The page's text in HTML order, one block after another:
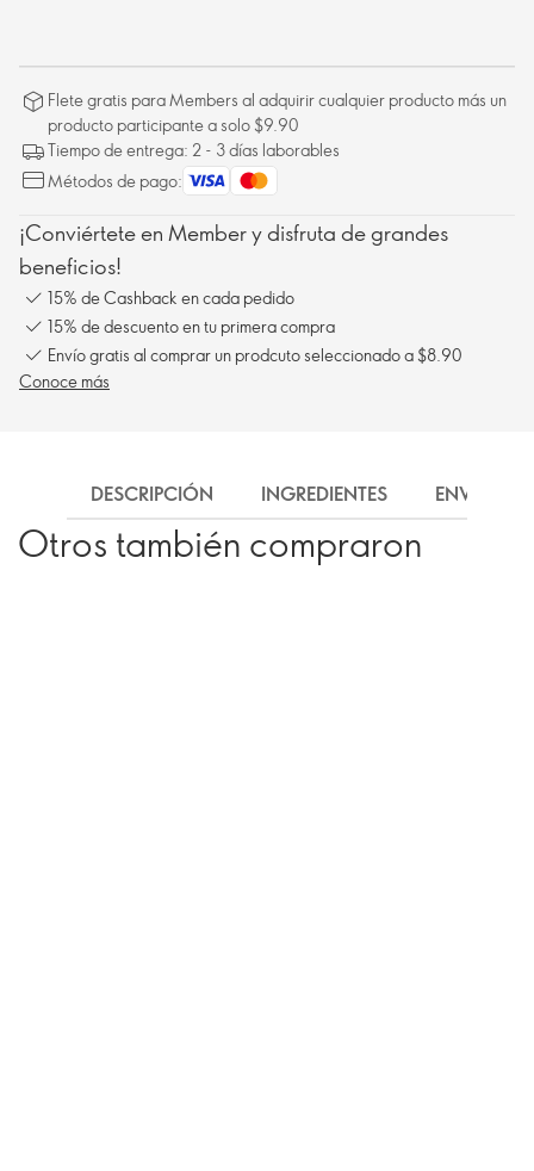
Flete gratis para Members al adquirir cualquier producto más un
producto participante a solo $9.90
Tiempo de entrega: 2 - 3 días laborables
Métodos de pago:
¡Conviértete en Member y disfruta de grandes
beneficios!
15% de Cashback en cada pedido
15% de descuento en tu primera compra
Envío gratis al comprar un prodcuto seleccionado a $8.90
Conoce más
DESCRIPCIÓN INGREDIENTES ENVÍO
Otros también compraron